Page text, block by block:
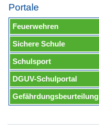
Portale
Feuerwehren
Sichere Schule
Schulsport
DGUV-Schulportal